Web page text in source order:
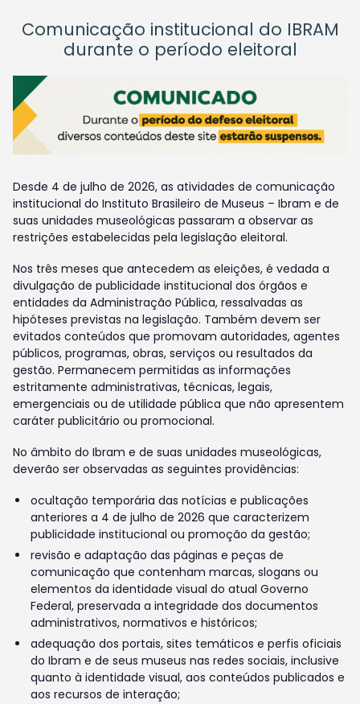
Comunicação institucional do IBRAM
durante o período eleitoral
Desde 4 de julho de 2026, as atividades de comunicação
institucional do Instituto Brasileiro de Museus – Ibram e de
suas unidades museológicas passaram a observar as
restrições estabelecidas pela legislação eleitoral.
Nos três meses que antecedem as eleições, é vedada a
divulgação de publicidade institucional dos órgãos e
entidades da Administração Pública, ressalvadas as
hipóteses previstas na legislação. Também devem ser
evitados conteúdos que promovam autoridades, agentes
públicos, programas, obras, serviços ou resultados da
gestão. Permanecem permitidas as informações
estritamente administrativas, técnicas, legais,
emergenciais ou de utilidade pública que não apresentem
caráter publicitário ou promocional.
No âmbito do Ibram e de suas unidades museológicas,
deverão ser observadas as seguintes providências:
ocultação temporária das notícias e publicações
anteriores a 4 de julho de 2026 que caracterizem
publicidade institucional ou promoção da gestão;
revisão e adaptação das páginas e peças de
comunicação que contenham marcas, slogans ou
elementos da identidade visual do atual Governo
Federal, preservada a integridade dos documentos
administrativos, normativos e históricos;
adequação dos portais, sites temáticos e perfis oficiais
do Ibram e de seus museus nas redes sociais, inclusive
quanto à identidade visual, aos conteúdos publicados e
aos recursos de interação;